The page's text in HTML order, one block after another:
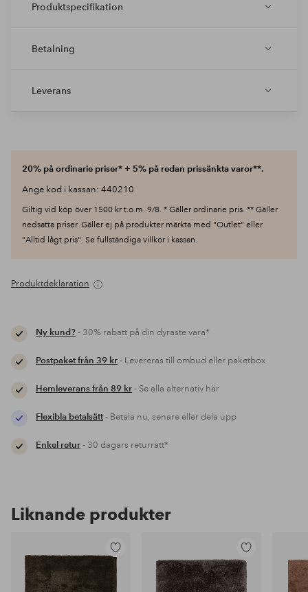
Produktspecifikation
Betalning
Leverans
20% på ordinarie priser* + 5% på redan prissänkta varor**.
Ange kod i kassan: 440210
Giltig vid köp över 1500 kr t.o.m. 9/8. * Gäller ordinarie pris. ** Gäller
nedsatta priser. Gäller ej på produkter märkta med "Outlet" eller
"Alltid lågt pris". Se fullständiga villkor i kassan.
Produktdeklaration
Ny kund?- 30% rabatt på din dyraste vara*
Postpaket från 39 kr- Levereras till ombud eller paketbox
Hemleverans från 89 kr- Se alla alternativ här
Flexibla betalsätt- Betala nu, senare eller dela upp
Enkel retur- 30 dagars returrätt*
Liknande produkter
Lägg
Lägg
till
i